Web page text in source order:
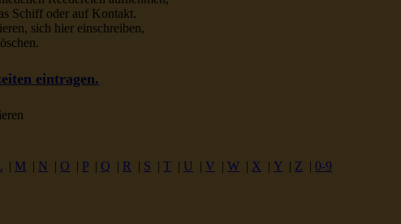
Schiff oder auf Kontakt.
sich hier einschreiben,
eintragen.
| M | N | O | P | Q | R | S |T | U | V |W | X | Y | Z | 0-9